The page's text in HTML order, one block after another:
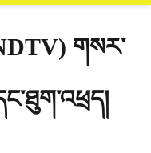
གསར་